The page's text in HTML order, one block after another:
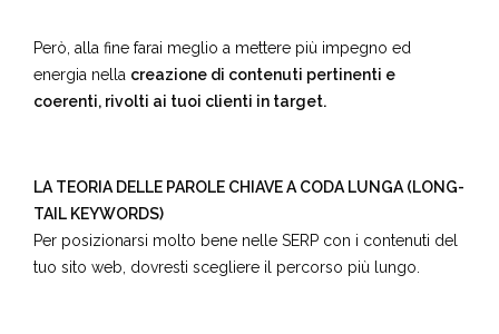
Però, alla fine farai meglio a mettere più impegno ed
energia nella creazione di contenuti pertinenti e
coerenti, rivolti ai tuoi clienti in target.
LA TEORIA DELLE PAROLE CHIAVE A CODA LUNGA (LONG-
TAIL KEYWORDS)
Per posizionarsi molto bene nelle SERP con i contenuti del
tuo sito web, dovresti scegliere il percorso più lungo.